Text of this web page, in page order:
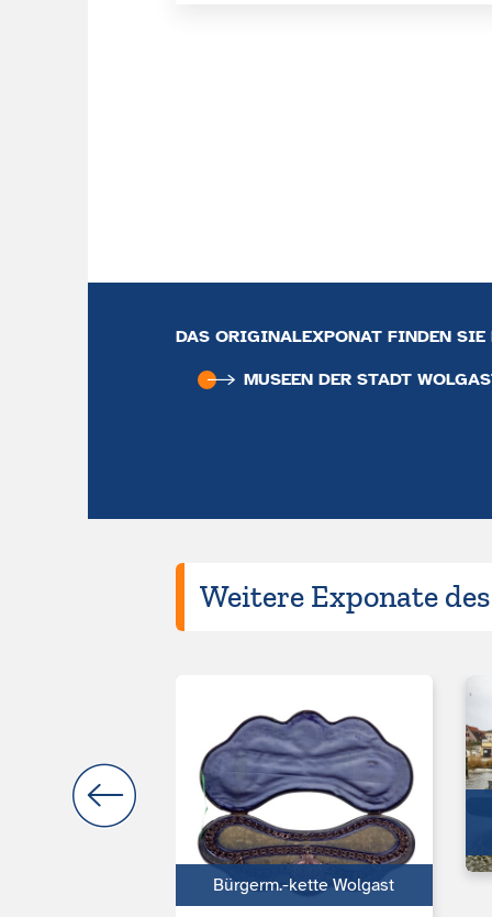
DAS ORIGINALEXPONAT FINDEN SIE
MUSEEN DER STADT
Weitere Exponate
Bürgerm.-kette Wolgast